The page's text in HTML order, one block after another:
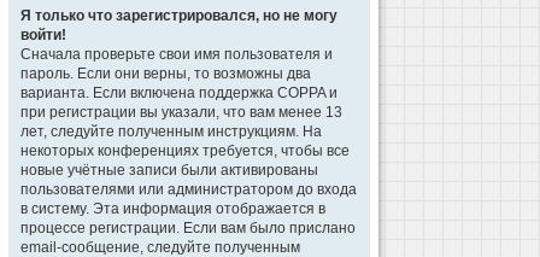
Я только что зарегистрировался, но не могу
войти!
Сначала проверьте свои имя пользователя и
пароль. Если они верны, то возможны два
варианта. Если включена поддержка COPPA и
при регистрации вы указали, что вам менее 13
лет, следуйте полученным инструкциям. На
некоторых конференциях требуется, чтобы все
новые учётные записи были активированы
пользователями или администратором до входа
в систему. Эта информация отображается в
процессе регистрации. Если вам было прислано
email-сообщение, следуйте полученным